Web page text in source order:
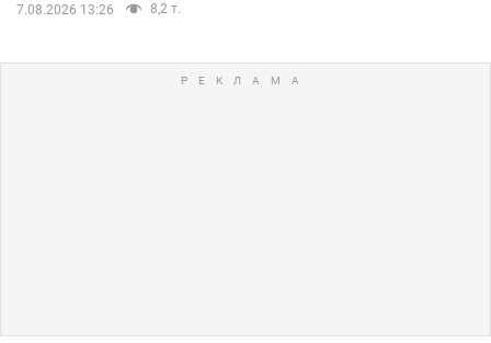
7.08.2026 13:26 8,2 т.